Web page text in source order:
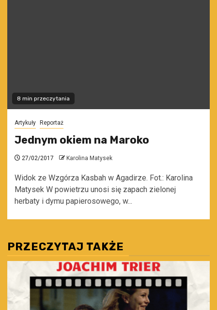
8 min przeczytania
Artykuły Reportaż
Jednym okiem na Maroko
27/02/2017 Karolina Matysek
Widok ze Wzgórza Kasbah w Agadirze. Fot.: Karolina
Matysek W powietrzu unosi się zapach zielonej
herbaty i dymu papierosowego, w...
PRZECZYTAJ TAKŻE